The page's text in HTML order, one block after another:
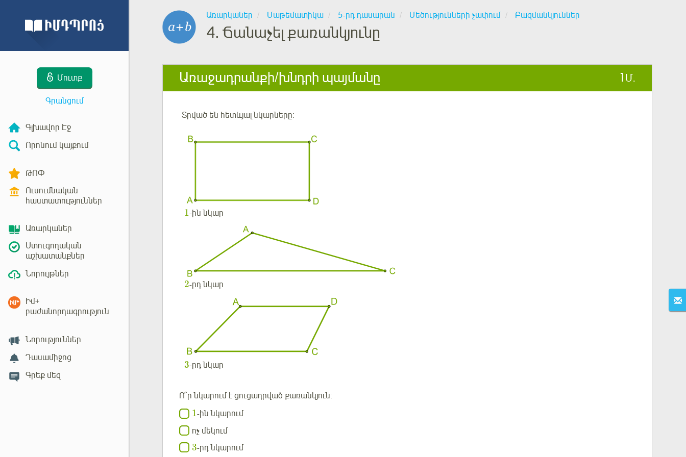
Մուտք
Գրանցում
Գլխավոր Էջ
Որոնում կայքում
ԹՈՓ
Ուսումնական
հաստատություններ
Առարկաներ
Ստուգողական
աշխատանքներ
Նորույթներ
Իմ+
բաժանորդագրություն
Նորություններ
Դասամիջոց
Գրեք մեզ
Առարկաներ Մաթեմատիկա 5-րդ դասարան Մեծությունների չափում Բազմանկյուններ
4. Ճանաչել քառանկյունը
Առաջադրանքի/խնդրի պայմանը 1 Մ.
Տրված են հետևյալ նկարները:
1-ին նկար
2-րդ նկար
3-րդ նկար
Ո՞ր նկարում է ցուցադրված քառանկյուն:
1-ին նկարում
ոչ մեկում
3-րդ նկարում